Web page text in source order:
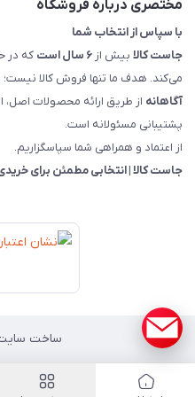
مختصری درباره فروشگاه
با سپاس از انتخاب شما
جاست کالا بیش از ۶ سال است
که در
می‌کند. هدف ما تنها فروش کالا
آگاهانه از طریق ارائه محصولات
پشتیبانی مسئولانه است.
از اعتماد و همراهی شما سپاسگزاریم.
جاست کالا | انتخابی مطمئن برای
ساخت